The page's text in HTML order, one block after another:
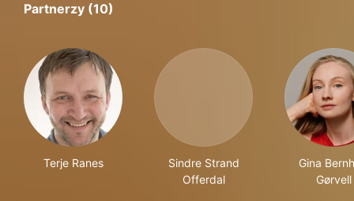
Partnerzy (10)
Terje Ranes
Sindre Strand
Offerdal
Gina
Gørvell